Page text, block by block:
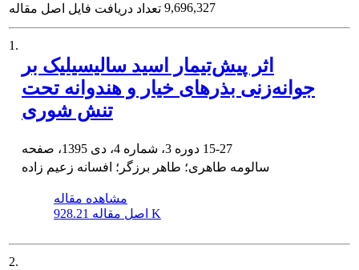
تعداد دریافت فایل اصل مقاله 9,696,327
1.
اثر پیش‌تیمار اسید سالیسیلیک بر
جوانه‌زنی بذرهای خیار و هندوانه تحت
تنش شوری
15-27
سالومه طاهری؛ طاهر برزگر؛ افسانه زعیم زاده
مشاهده مقاله
اصل مقاله 928.21 K
2.